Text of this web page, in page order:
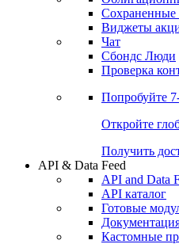
Сохраненные
Виджеты
Чат
Сбондс Люди
Проверка
Попробуйте
Откройте
Получить
API & Data Feed
API and Data
API каталог
Готовые
Кастомные